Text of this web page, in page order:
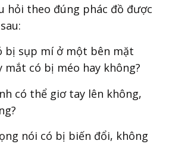
hỏi theo đúng phác đồ được
bị sụp mí ở một bên mặt
mắt có bị méo hay không?
có thể giơ tay lên không,
nói có bị biến đổi, không